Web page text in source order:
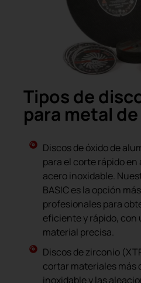
Tipos de
para metal
Discos de óxido de
para el corte rápido
acero inoxidable.
BASIC es la opción
profesionales para
eficiente y rápido, con
material precisa.
Discos de zirconio
cortar materiales más
inoxidable y las